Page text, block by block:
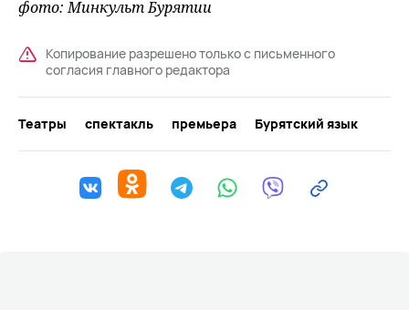
фото: Минкульт Бурятии
Копирование разрешено только с письменного
согласия главного редактора
Театры спектакль премьера Бурятский язык